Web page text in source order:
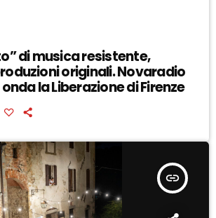
di musica resistente,
originali. Novaradio
la Liberazione di Firenze
insert_link